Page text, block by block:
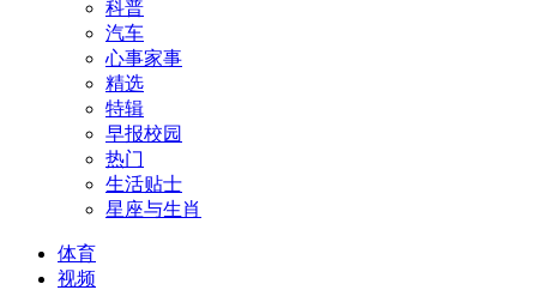
科普
汽车
心事家事
精选
特辑
早报校园
热门
生活贴士
星座与生肖
体育
视频